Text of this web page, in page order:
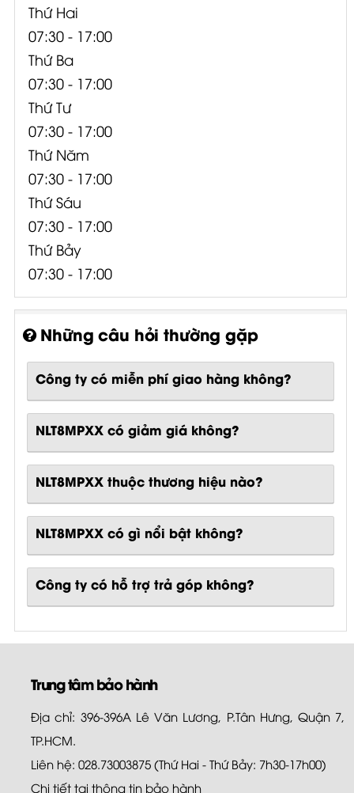
Thứ Hai
07:30 - 17:00
Thứ Ba
07:30 - 17:00
Thứ Tư
07:30 - 17:00
Thứ Năm
07:30 - 17:00
Thứ Sáu
07:30 - 17:00
Thứ Bảy
07:30 - 17:00
Những câu hỏi thường gặp
Công ty có miễn phí giao hàng không?
NLT8MPXX có giảm giá không?
NLT8MPXX thuộc thương hiệu nào?
NLT8MPXXcó gì nổi bật không?
Công ty có hỗ trợ trả góp không?
Trung tâm bảo hành
Địa chỉ: 396-396A Lê Văn Lương, P.Tân Hưng, Quận 7,
TP.HCM.
Liên hệ: 028.73003875 (Thứ Hai - Thứ Bảy: 7h30-17h00)
Chi tiết tại thông tin bảo hành